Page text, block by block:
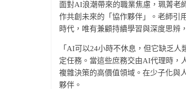
面對AI浪潮帶來的職業焦慮，珮菁老
作共創未來的「協作夥伴」。老師引
時代，唯有兼顧持續學習與深度思辨
「AI可以24小時不休息，但它缺乏
定任務。當這些庶務交由AI代理時，
複雜決策的高價值領域。在少子化與
夥伴。